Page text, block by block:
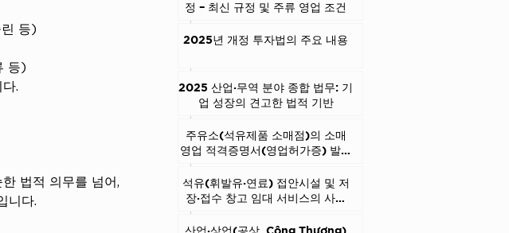
등)
등)
.
법적 의무를 넘어,
니다.
정 – 최신 규정 및 주류 영업 조건
2025년 개정 투자법의 주요 내용
2025 산업·무역 분야 종합 법무: 기
업 성장의 견고한 법적 기반
주유소(석유제품 소매점)의 소매
영업 적격증명서(영업허가증) 발급
석유(휘발유·연료) 접안시설 및 저
장·접수 창고 임대 서비스의 사업